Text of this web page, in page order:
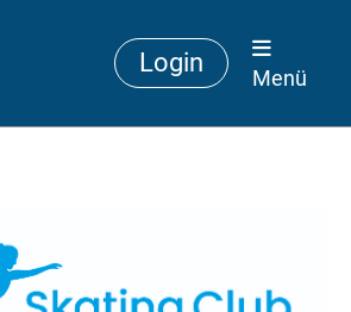
Login
Menü